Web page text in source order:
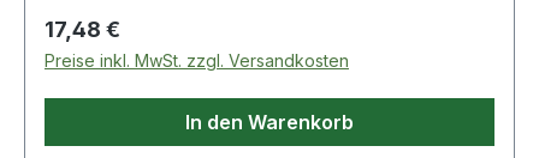
Regulärer Preis:
17,48 €
Preise inkl. MwSt. zzgl. Versandkosten
In den Warenkorb